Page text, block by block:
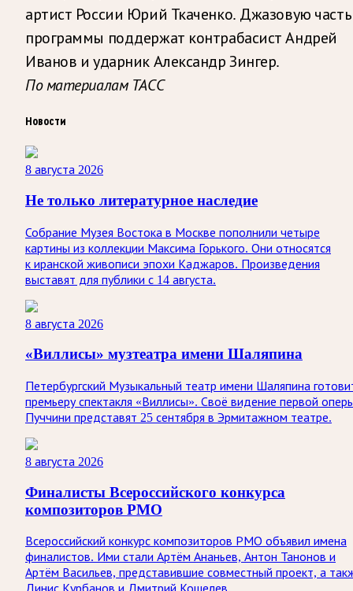
артист России Юрий Ткаченко. Джазовую часть
программы поддержат контрабасист Андрей
Иванов и ударник Александр Зингер.
По материалам ТАСС
Новости
8 августа 2026
Не только литературное наследие
Собрание Музея Востока в Москве пополнили четыре
картины из коллекции Максима Горького. Они относятся
к иранской живописи эпохи Каджаров. Произведения
выставят для публики с 14 августа.
8 августа 2026
«Виллисы» музтеатра имени Шаляпина
Петербургский Музыкальный театр имени Шаляпина
премьеру спектакля «Виллисы». Своё видение первой
Пуччини представят 25 сентября в Эрмитажном театре.
8 августа 2026
Финалисты Всероссийского конкурса
композиторов РМО
Всероссийский конкурс композиторов РМО объявил имена
финалистов. Ими стали Артём Ананьев, Антон Танонов и
Артём Васильев, представившие совместный проект, а